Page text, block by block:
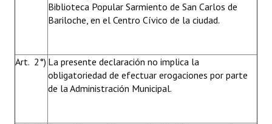
Biblioteca Popular Sarmiento de San Carlos de
Bariloche, en el Centro Cívico de la ciudad.
Art. 2°) La presente declaración no implica la
obligatoriedad de efectuar erogaciones por parte
de la Administración Municipal.